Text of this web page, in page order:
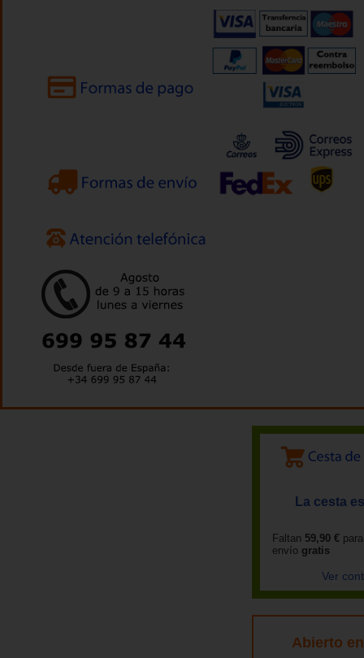
La cesta
Faltan 59,90 €
envío gratis
Ver
Abierto